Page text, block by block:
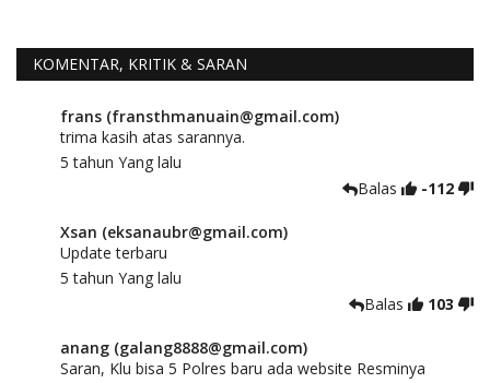
KOMENTAR, KRITIK & SARAN
frans (fransthmanuain@gmail.com)
trima kasih atas sarannya.
5 tahun Yang lalu
Balas
-112
Xsan (eksanaubr@gmail.com)
Update terbaru
5 tahun Yang lalu
Balas
103
anang (galang8888@gmail.com)
Saran, Klu bisa 5 Polres baru ada website Resminya